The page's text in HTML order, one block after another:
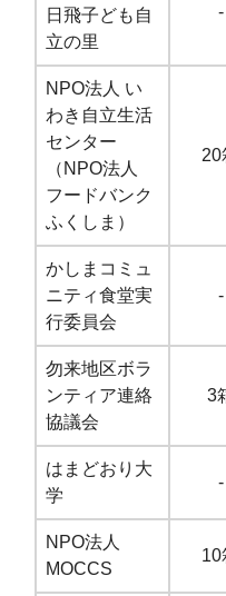
日飛子ども自
立の里
-
NPO法人 い
わき自立生活
センター
（NPO法人
フードバンク
ふくしま）
20
かしまコミュ
ニティ食堂実
行委員会
-
勿来地区ボラ
ンティア連絡
協議会
3
はまどおり大
学
-
NPO法人
MOCCS
10